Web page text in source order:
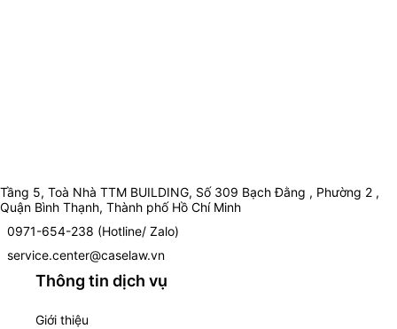
Tầng 5, Toà Nhà TTM BUILDING, Số 309 Bạch Đằng , Phường 2 ,
Quận Bình Thạnh, Thành phố Hồ Chí Minh
0971-654-238 (Hotline/ Zalo)
service.center@caselaw.vn
Thông tin dịch vụ
Giới thiệu